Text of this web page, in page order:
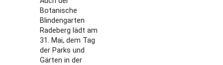
Botanische
Blindengarten
Radeberg lädt am
31. Mai, dem Tag
der Parks und
Gärten in der